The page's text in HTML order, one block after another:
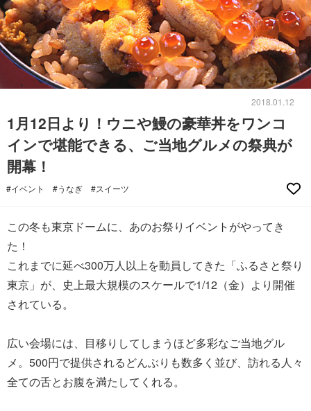
2018.01.12
1月12日より！ウニや鰻の豪華丼をワンコ
インで堪能できる、ご当地グルメの祭典が
開幕！
#イベント #うなぎ #スイーツ
この冬も東京ドームに、あのお祭りイベントがやってき
た！
これまでに延べ300万人以上を動員してきた「ふるさと祭り
東京」が、史上最大規模のスケールで1/12（金）より開催
されている。
広い会場には、目移りしてしまうほど多彩なご当地グル
メ。500円で提供されるどんぶりも数多く並び、訪れる人々
全ての舌とお腹を満たしてくれる。